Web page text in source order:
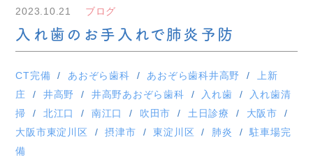
2023.10.21 ブログ
入れ歯のお手入れで肺炎予防
CT完備 あおぞら歯科 あおぞら歯科井高野
上新
庄
井高野 井高野あおぞら歯科 入れ歯
入れ歯清
掃
北江口 南江口 吹田市 土日診療
大阪市
大阪市東淀川区
摂津市 東淀川区 肺炎
駐車場完
備